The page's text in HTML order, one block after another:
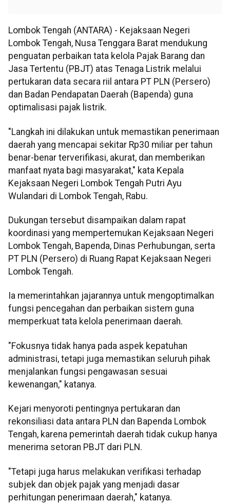
Lombok Tengah (ANTARA) - Kejaksaan Negeri
Lombok Tengah, Nusa Tenggara Barat mendukung
penguatan perbaikan tata kelola Pajak Barang dan
Jasa Tertentu (PBJT) atas Tenaga Listrik melalui
pertukaran data secara riil antara PT PLN (Persero)
dan Badan Pendapatan Daerah (Bapenda) guna
optimalisasi pajak listrik.
"Langkah ini dilakukan untuk memastikan penerimaan
daerah yang mencapai sekitar Rp30 miliar per tahun
benar-benar terverifikasi, akurat, dan memberikan
manfaat nyata bagi masyarakat," kata Kepala
Kejaksaan Negeri Lombok Tengah Putri Ayu
Wulandari di Lombok Tengah, Rabu.
Dukungan tersebut disampaikan dalam rapat
koordinasi yang mempertemukan Kejaksaan Negeri
Lombok Tengah, Bapenda, Dinas Perhubungan, serta
PT PLN (Persero) di Ruang Rapat Kejaksaan Negeri
Lombok Tengah.
Ia memerintahkan jajarannya untuk mengoptimalkan
fungsi pencegahan dan perbaikan sistem guna
memperkuat tata kelola penerimaan daerah.
"Fokusnya tidak hanya pada aspek kepatuhan
administrasi, tetapi juga memastikan seluruh pihak
menjalankan fungsi pengawasan sesuai
kewenangan," katanya.
Kejari menyoroti pentingnya pertukaran dan
rekonsiliasi data antara PLN dan Bapenda Lombok
Tengah, karena pemerintah daerah tidak cukup hanya
menerima setoran PBJT dari PLN.
"Tetapi juga harus melakukan verifikasi terhadap
subjek dan objek pajak yang menjadi dasar
perhitungan penerimaan daerah," katanya.